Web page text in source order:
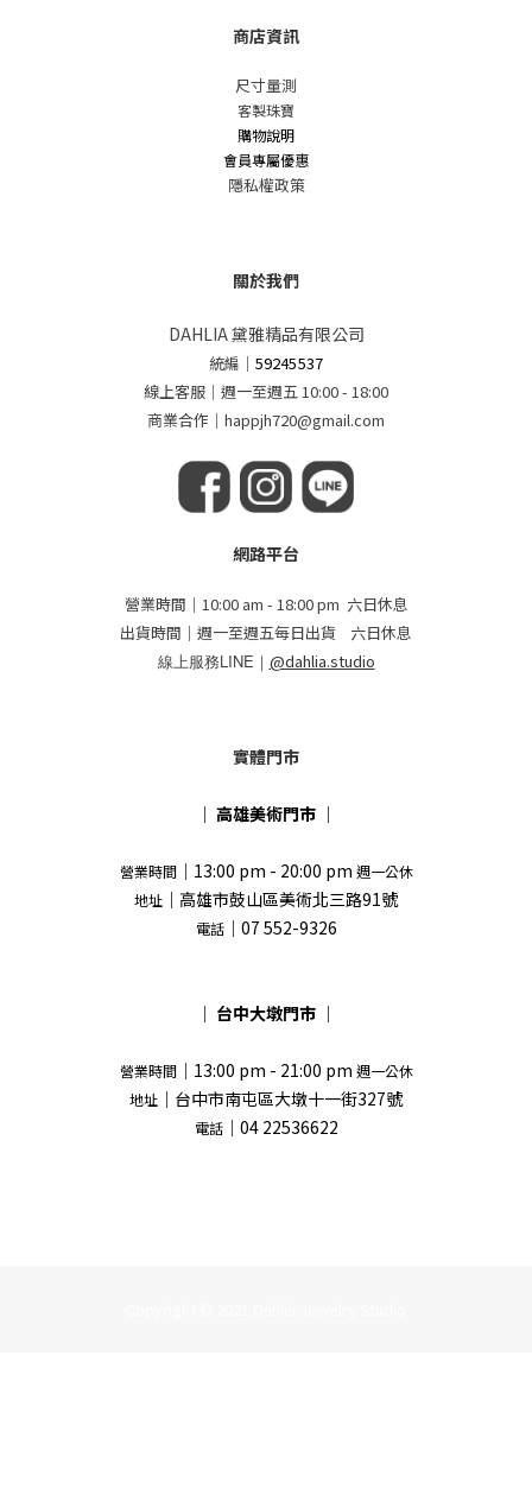
商店資訊
尺寸量測
客製珠寶
購物說明
會員專屬優惠
隱私權政策
關於我們
DAHLIA 黛雅精品有限公司
統編 ｜59245537
線上客服｜週一至週五 10:00 - 18:00
商業合作｜happjh720@gmail.com
網路平台
營業時間｜10:00 am - 18:00 pm 六日休息
出貨時間｜週一至週五每日出貨 六日休息
線上服務LINE｜ @dahlia.studio
實體門市
｜ 高雄美術門市 ｜
營業時間｜13:00 pm - 20:00 pm 週一公休
地址 ｜高雄市鼓山區美術北三路91號
電話｜07 552-9326
｜ 台中大墩門市 ｜
營業時間｜13:00 pm - 21:00 pm 週一公休
地址 ｜台中市南屯區大墩十一街327號
電話｜04 22536622